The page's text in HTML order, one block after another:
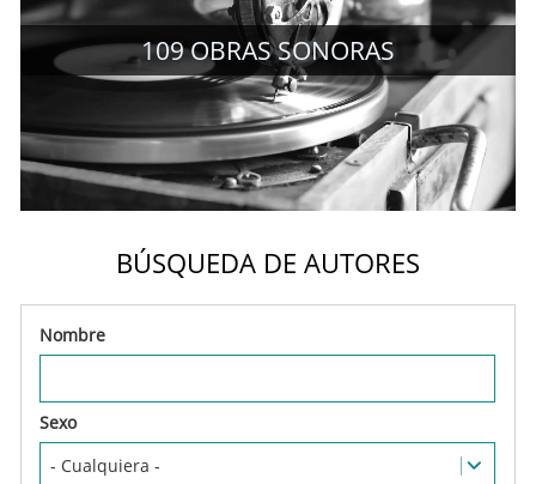
109OBRAS SONORAS
BÚSQUEDA DE AUTORES
Nombre
Sexo